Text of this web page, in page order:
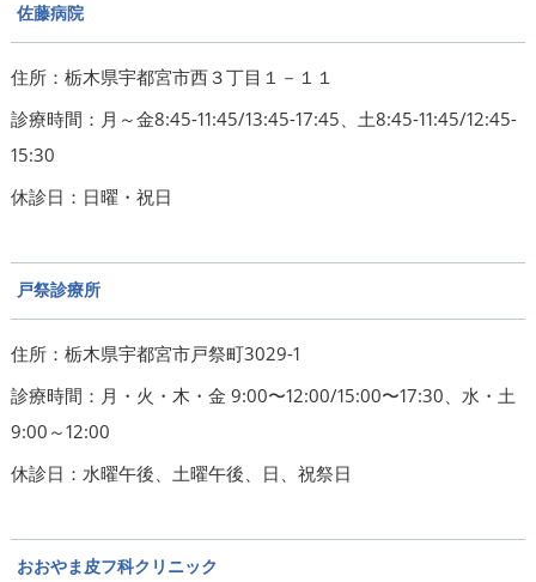
佐藤病院
住所：栃木県宇都宮市西３丁目１－１１
診療時間：月～金8:45-11:45/13:45-17:45、土8:45-11:45/12:45-
15:30
休診日：日曜・祝日
戸祭診療所
住所：栃木県宇都宮市戸祭町3029-1
診療時間：月・火・木・金 9:00〜12:00/15:00〜17:30、水・土
9:00～12:00
休診日：水曜午後、土曜午後、日、祝祭日
おおやま皮フ科クリニック